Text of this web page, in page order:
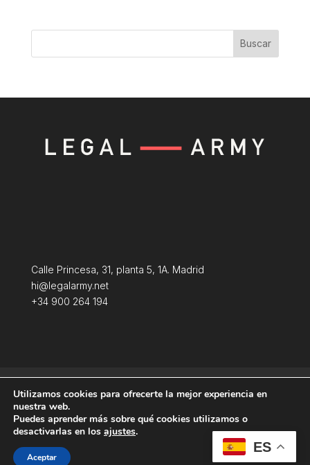
Buscar
Calle Princesa, 31, planta 5, 1A. Madrid
hi@legalarmy.net
+34 900 264 194
Política de Cookies
Producida por Tempus Fugit Studio
ES
Utilizamos cookies para ofrecerte la mejor experiencia en
nuestra web.
Puedes aprender más sobre qué cookies utilizamos o
desactivarlas en los ajustes.
Aceptar